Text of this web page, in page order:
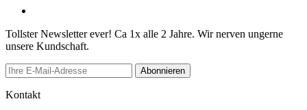
Tollster Newsletter ever! Ca 1x alle 2 Jahre. Wir nerven ungerne
unsere Kundschaft.
Abonnieren
Kontakt